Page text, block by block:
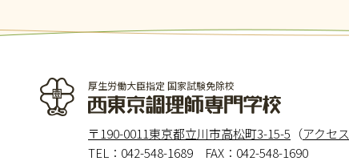
厚生労働大臣指定 国家試験免除校
〒190-0011東京都立川市高松町3-15-5 （アクセス
TEL： 042-548-1689 FAX：042-548-1690